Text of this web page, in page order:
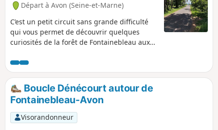
Départ à Avon (Seine-et-Marne)
C’est un petit circuit sans grande difficulté
qui vous permet de découvrir quelques
curiosités de la forêt de Fontainebleau aux
point de vue de la croix du Calvaire, la roche
éponge, la tour Denecourt et des fontaines.
On pourrait d’ailleurs l’appeler le circuit des
fontaines.
Boucle Dénécourt autour de
Fontainebleau-Avon
Visorandonneur